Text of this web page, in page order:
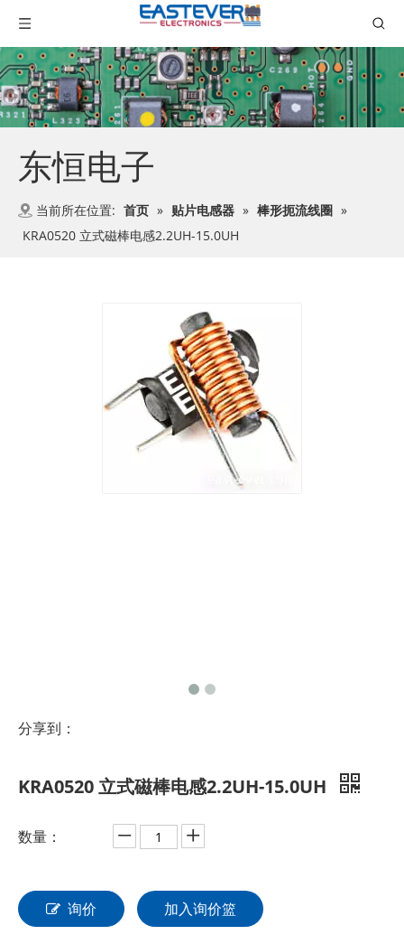
东恒电子
当前所在位置: 首页 » 贴片电感器 » 棒形扼流线圈 »
KRA0520 立式磁棒电感2.2UH-15.0UH
分享到：
KRA0520 立式磁棒电感2.2UH-15.0UH
数量：
询价 加入询价篮